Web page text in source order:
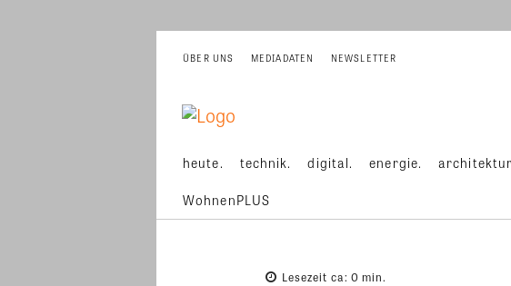
ÜBER UNS MEDIADATEN NEWSLETTER
heute. technik. digital. energie.
WohnenPLUS
Lesezeit ca: 0 min.